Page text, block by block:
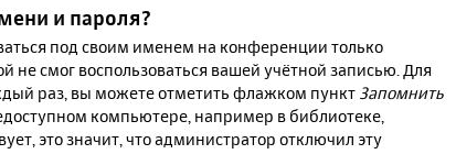
и пароля?
под своим именем на конференции только
не смог воспользоваться вашей учётной записью. Для
раз, вы можете отметить флажком пункт Запомнить
компьютере, например в библиотеке,
это значит, что администратор отключил эту